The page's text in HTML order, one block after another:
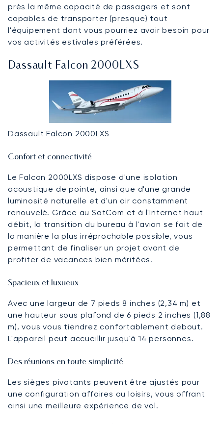
près la même capacité de passagers et sont
capables de transporter (presque) tout
l'équipement dont vous pourriez avoir besoin pour
vos activités estivales préférées.
Dassault Falcon 2000LXS
Dassault Falcon 2000LXS
Confort et connectivité
Le Falcon 2000LXS dispose d'une isolation
acoustique de pointe, ainsi que d'une grande
luminosité naturelle et d'un air constamment
renouvelé. Grâce au SatCom et à l'Internet haut
débit, la transition du bureau à l'avion se fait de
la manière la plus irréprochable possible, vous
permettant de finaliser un projet avant de
profiter de vacances bien méritées.
Spacieux et luxueux
Avec une largeur de 7 pieds 8 inches (2,34 m) et
une hauteur sous plafond de 6 pieds 2 inches (1,88
m), vous vous tiendrez confortablement debout.
L'appareil peut accueillir jusqu'à 14 personnes.
Des réunions en toute simplicité
Les sièges pivotants peuvent être ajustés pour
une configuration affaires ou loisirs, vous offrant
ainsi une meilleure expérience de vol.